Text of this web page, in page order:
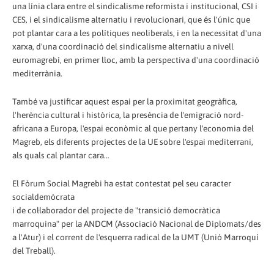
una línia clara entre el sindicalisme reformista i institucional, CSI i
CES, i el sindicalisme alternatiu i revolucionari, que és l'únic que
pot plantar cara a les polítiques neoliberals, i en la necessitat d'una
xarxa, d'una coordinació del sindicalisme alternatiu a nivell
euromagrebí, en primer lloc, amb la perspectiva d'una coordinació
mediterrània.
També va justificar aquest espai per la proximitat geogràfica,
l'herència cultural i històrica, la presència de l'emigració nord-
africana a Europa, l'espai econòmic al que pertany l'economia del
Magreb, els diferents projectes de la UE sobre l'espai mediterrani,
als quals cal plantar cara…
El Fòrum Social Magrebi ha estat contestat pel seu caracter
socialdemòcrata
i de col·laborador del projecte de "transició democràtica
marroquina" per la ANDCM (Associació Nacional de Diplomats/des
a l'Atur) i el corrent de l'esquerra radical de la UMT (Unió Marroquí
del Treball).